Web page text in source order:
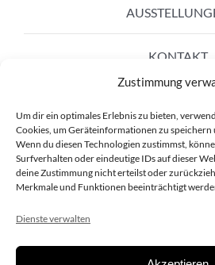
Zustimmung
Um dir ein optimales Erlebnis zu bieten,
Cookies, um Geräteinformationen zu
Wenn du diesen Technologien zustimmst,
Surfverhalten oder eindeutige IDs auf dieser
deine Zustimmung nicht erteilst oder
Merkmale und Funktionen beeinträchtigt
Dienste verwalten
KONTAKT